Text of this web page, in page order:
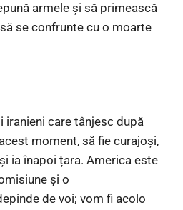
armele și să primească
se confrunte cu o moarte
iranieni care tânjesc după
moment, să fie curajoși,
ia înapoi țara. America este
și o
de voi; vom fi acolo